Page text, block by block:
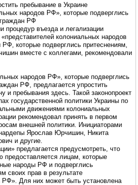
пребывание в Украине
народов РФ», которые подверглись
РФ
процедур въезда и легализации
колониальных народов
которые подверглись притеснениям,
вместе с коллегами, рекомендовали
народов РФ», которые подверглись
РФ, предлагается упростить
и пребывания здесь. Такой законопроект
государственной политики Украины по
движениями колониальных
рекомендовал принять в первом
внешней политики. Инициаторами
Ярослав Юрчишин, Никита
и другие.
предлагается предусмотреть, что
предоставляется лицам, которые
народы РФ и подверглись
своих прав в результате
РФ». Для них может быть установлена